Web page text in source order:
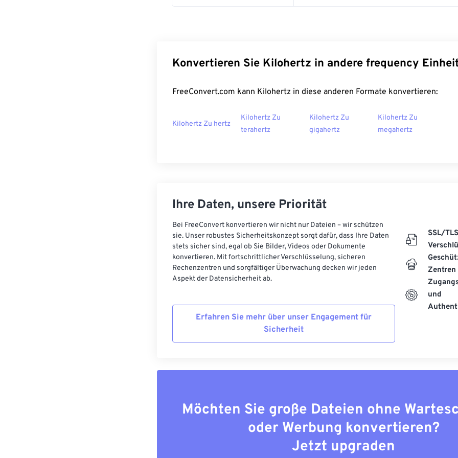
Konvertieren Sie Kilohertz in andere frequency
FreeConvert.com kann Kilohertz in diese anderen Formate konvertieren:
Kilohertz Zu hertz
Kilohertz Zu
terahertz
Kilohertz Zu
gigahertz
Kilohertz Zu
megahertz
Ihre Daten, unsere Priorität
Bei FreeConvert konvertieren wir nicht nur Dateien – wir schützen
sie. Unser robustes Sicherheitskonzept sorgt dafür, dass Ihre Daten
stets sicher sind, egal ob Sie Bilder, Videos oder Dokumente
konvertieren. Mit fortschrittlicher Verschlüsselung, sicheren
Rechenzentren und sorgfältiger Überwachung decken wir jeden
Aspekt der Datensicherheit ab.
Erfahren Sie mehr über unser Engagement für
Sicherheit
SSL/TLS
Zentren
und
Möchten Sie große Dateien ohne
oder Werbung konvertieren?
Jetzt upgraden